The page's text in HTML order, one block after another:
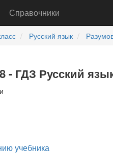
Справочники
Русский язык
- ГДЗ Русский
учебника